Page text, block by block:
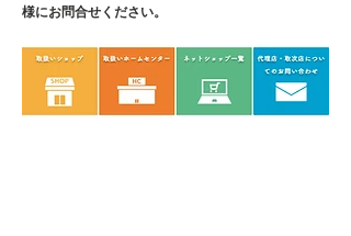
様にお問合せください。